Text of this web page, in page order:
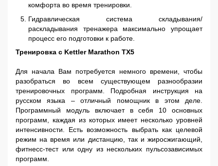
комфорта во время тренировки.
Гидравлическая система складывания/
раскладывания тренажера максимально упрощает
процесс его подготовки к работе.
Тренировка с Kettler Marathon TX5
Для начала Вам потребуется немного времени, чтобы
разобраться во всем существующем разнообразии
тренировочных программ. Подробная инструкция на
русском языка – отличный помощник в этом деле.
Программный модуль включает в себя 10 основных
программ, каждая из которых имеет несколько уровней
интенсивности. Есть возможность выбрать как целевой
режим на время или дистанцию, так и жиросжигающий,
фитнесс-тест или одну из нескольких пульсозависимых
программ.